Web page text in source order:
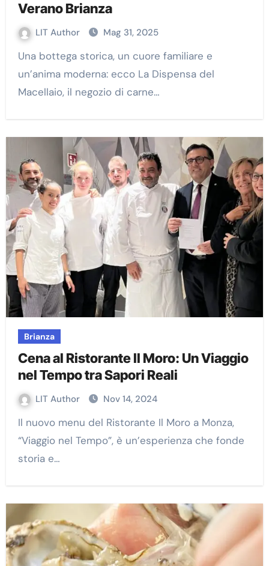
Verano Brianza
LIT Author Mag 31, 2025
Una bottega storica, un cuore familiare e
un’anima moderna: ecco La Dispensa del
Macellaio, il negozio di carne…
Brianza
Cena al Ristorante Il Moro: Un Viaggio
nel Tempo tra Sapori Reali
LIT Author Nov 14, 2024
Il nuovo menu del Ristorante Il Moro a Monza,
“Viaggio nel Tempo”, è un’esperienza che fonde
storia e…